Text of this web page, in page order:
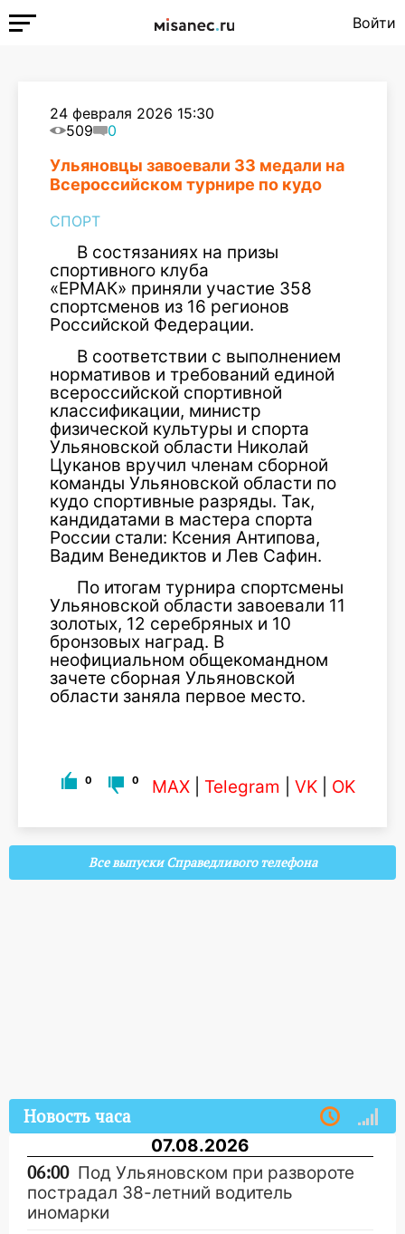
Войти
24 февраля 2026 15:30
509
0
Ульяновцы завоевали 33 медали на
Всероссийском турнире по кудо
СПОРТ
В состязаниях на призы
спортивного клуба
«ЕРМАК» приняли участие 358
спортсменов из 16 регионов
Российской Федерации.
В соответствии с выполнением
нормативов и требований единой
всероссийской спортивной
классификации, министр
физической культуры и спорта
Ульяновской области Николай
Цуканов вручил членам сборной
команды Ульяновской области по
кудо спортивные разряды. Так,
кандидатами в мастера спорта
России стали: Ксения Антипова,
Вадим Венедиктов и Лев Сафин.
По итогам турнира спортсмены
Ульяновской области завоевали 11
золотых, 12 серебряных и 10
бронзовых наград. В
неофициальном общекомандном
зачете сборная Ульяновской
области заняла первое место.
0 0 MAX Telegram VK OK
Все выпуски Справедливого телефона
Новость часа
07.08.2026
06:00 Под Ульяновском при развороте
пострадал 38-летний водитель
иномарки